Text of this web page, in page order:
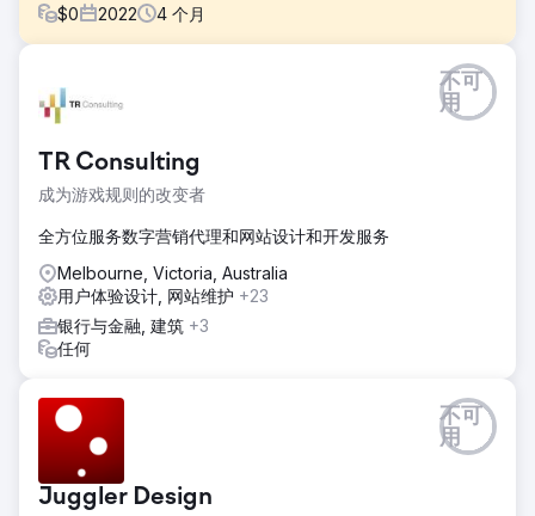
$0 2022 4 个月
- 2022 年活动的捐款创下破纪录的一年（超过 2021 年筹集的
1,460 万美元） - 与 2021 年的 187 万用户相比，超过 300 万
户流量（网站）增加 50% -通过全国范围内的合作协助推动店
内销售
解决方案
- 深入了解客户角色，以提高用户参与度和品牌 - 提高关键细
分市场的自然搜索意识 - 提高网站上的用户参与度和登陆页面
体验（用户体验支持） - 识别 AFL 支持者受众之外的新/更广
泛的受众
结果
1,460 万美元） - 捐赠页面会话增加了 128%（同比） - 2022
年 4 月至 6 月在社交媒体上获得了 457 万次展示（同比增加
145%） - 每次购买/捐赠成本降低了 73%
前往营销公司页面
TR Consulting
成为游戏规则的改变者
不可
用
全方位服务数字营销代理和网站设计和开发服务
Melbourne, Victoria, Australia
用户体验设计, 网站维护 +23
银行与金融, 建筑 +3
任何
Juggler Design
不可
用